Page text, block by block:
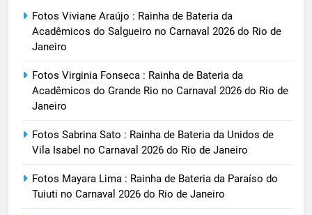
Fotos Viviane Araújo : Rainha de Bateria da
Acadêmicos do Salgueiro no Carnaval 2026 do Rio de
Janeiro
Fotos Virginia Fonseca : Rainha de Bateria da
Acadêmicos do Grande Rio no Carnaval 2026 do Rio de
Janeiro
Fotos Sabrina Sato : Rainha de Bateria da Unidos de
Vila Isabel no Carnaval 2026 do Rio de Janeiro
Fotos Mayara Lima : Rainha de Bateria da Paraíso do
Tuiuti no Carnaval 2026 do Rio de Janeiro